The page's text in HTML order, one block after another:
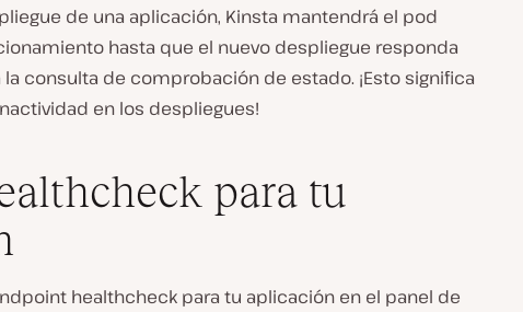
de una aplicación, Kinsta mantendrá el pod
hasta que el nuevo despliegue responda
consulta de comprobación de estado. ¡Esto significa
en los despliegues!
para tu
healthcheck para tu aplicación en el panel de